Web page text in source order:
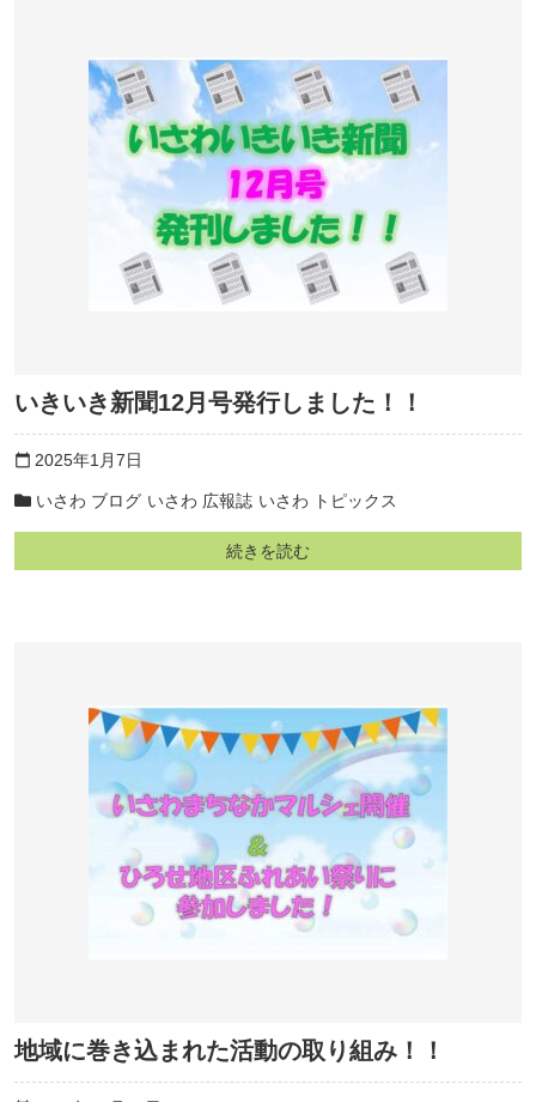
いきいき新聞12月号発行しました！！
calendar_today 2025年1月7日
いさわ ブログ いさわ 広報誌 いさわ トピックス
続きを読む
地域に巻き込まれた活動の取り組み！！